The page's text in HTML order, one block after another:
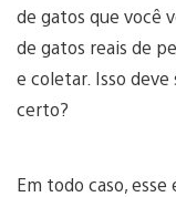
de gatos que você
de gatos reais de
e coletar. Isso
certo?
Em todo caso,